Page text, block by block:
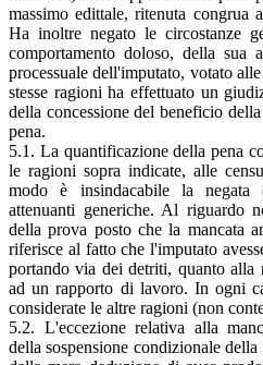
massimo edittale, ritenuta congrua
Ha inoltre negato le circostanze
comportamento doloso, della sua
processuale dell'imputato, votato
stesse ragioni ha effettuato un
della concessione del beneficio
pena.
5.1. La quantificazione della pena
le ragioni sopra indicate, alle
modo è insindacabile la negata
attenuanti generiche. Al riguardo
della prova posto che la mancata
riferisce al fatto che l'imputato
portando via dei detriti, quanto alla
ad un rapporto di lavoro. In ogni
considerate le altre ragioni (non
5.2. L'eccezione relativa alla
della sospensione condizionale della